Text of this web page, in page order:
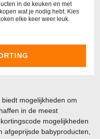
in de keuken en met
wat je nodig hebt. Kies
elke keer weer leuk.
mogelijkheden om
in de meest
mogelijkheden
babyproducten,